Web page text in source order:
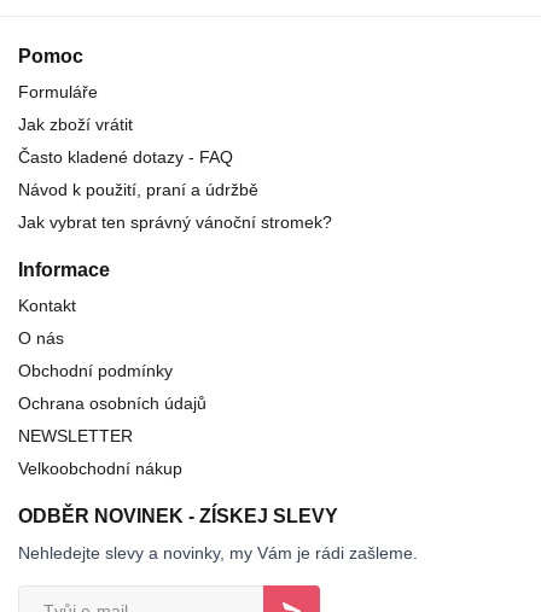
Pomoc
Formuláře
Jak zboží vrátit
Často kladené dotazy - FAQ
Návod k použití, praní a údržbě
Jak vybrat ten správný vánoční stromek?
Informace
Kontakt
O nás
Obchodní podmínky
Ochrana osobních údajů
NEWSLETTER
Velkoobchodní nákup
ODBĚR NOVINEK - ZÍSKEJ SLEVY
Nehledejte slevy a novinky, my Vám je rádi zašleme.